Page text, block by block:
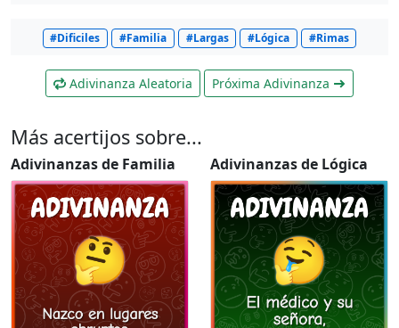
#Dificiles #Familia #Largas #Lógica #Rimas
Adivinanza Aleatoria Próxima Adivinanza
Más acertijos sobre...
Adivinanzas de Familia Adivinanzas de Lógica